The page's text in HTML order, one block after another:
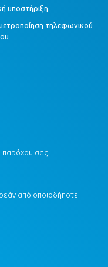
υποστήριξη
τηλεφωνικού
σας.
από οποιοδήποτε